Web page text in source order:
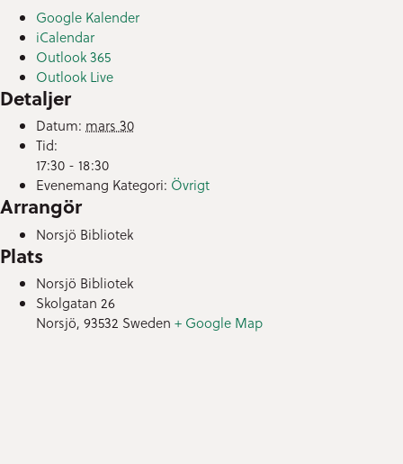
Google Kalender
iCalendar
Outlook 365
Outlook Live
Detaljer
Datum: mars 30
Tid:
17:30 - 18:30
Evenemang Kategori: Övrigt
Arrangör
Norsjö Bibliotek
Plats
Norsjö Bibliotek
Skolgatan 26
Norsjö, 93532 Sweden + Google Map